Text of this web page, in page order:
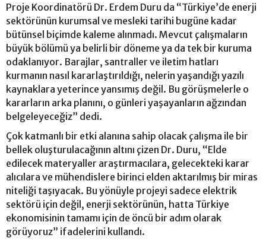
Proje Koordinatörü Dr. Erdem Duru da “Türkiye’de enerji
sektörünün kurumsal ve mesleki tarihi bugüne kadar
bütünsel biçimde kaleme alınmadı. Mevcut çalışmaların
büyük bölümü ya belirli bir döneme ya da tek bir kuruma
odaklanıyor. Barajlar, santraller ve iletim hatları
kurmanın nasıl kararlaştırıldığı, nelerin yaşandığı yazılı
kaynaklara yeterince yansımış değil. Bu görüşmelerle o
kararların arka planını, o günleri yaşayanların ağzından
belgeleyeceğiz” dedi.
Çok katmanlı bir etki alanına sahip olacak çalışma ile bir
bellek oluşturulacağının altını çizen Dr. Duru, “Elde
edilecek materyaller araştırmacılara, gelecekteki karar
alıcılara ve mühendislere birinci elden aktarılmış bir miras
niteliği taşıyacak. Bu yönüyle projeyi sadece elektrik
sektörü için değil, enerji sektörünün, hatta Türkiye
ekonomisinin tamamı için de öncü bir adım olarak
görüyoruz” ifadelerini kullandı.